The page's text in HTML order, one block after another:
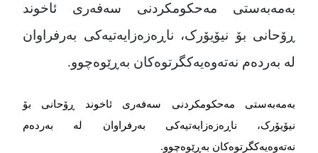
به‌مه‌به‌ستی مه‌حکومکردنی سه‌فه‌ری ئاخوند
ڕۆحانی بۆ نیۆیۆرک، ناڕه‌زه‌زایه‌تیه‌کی به‌رفراوان
له‌ به‌رده‌م نه‌ته‌وه‌یه‌کگرتوه‌کان به‌‌ڕێوه‌چوو.
به‌‌‌مه‌‌‌به‌‌‌ستی مه‌‌‌حکومکردنی سه‌‌‌فه‌‌‌ری ئاخوند ڕۆحانی بۆ
نیۆیۆرک، ناڕه‌‌‌زه‌‌‌زایه‌‌‌تیه‌‌‌کی به‌‌‌رفراوان له‌‌‌ به‌‌‌رده‌‌‌م
نه‌‌‌ته‌‌‌وه‌‌‌یه‌‌‌کگرتوه‌‌‌کان به‌‌‌ڕێوه‌‌‌چوو.